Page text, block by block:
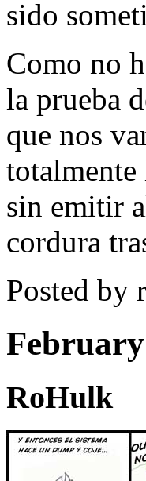
sido
Como no
la prueba
que nos
totalmente
sin emitir
cordura
Posted by
RoHulk